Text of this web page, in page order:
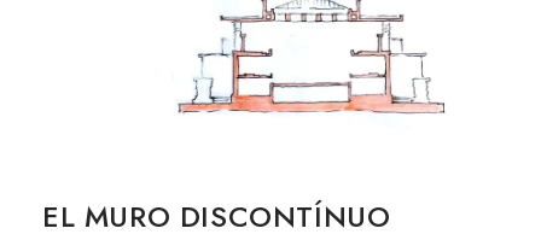
EL MURO DISCONTÍNUO